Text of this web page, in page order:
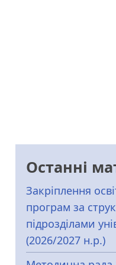
Останні
Закріплення
програм за
підрозділами
(2026/2027 н.р.)